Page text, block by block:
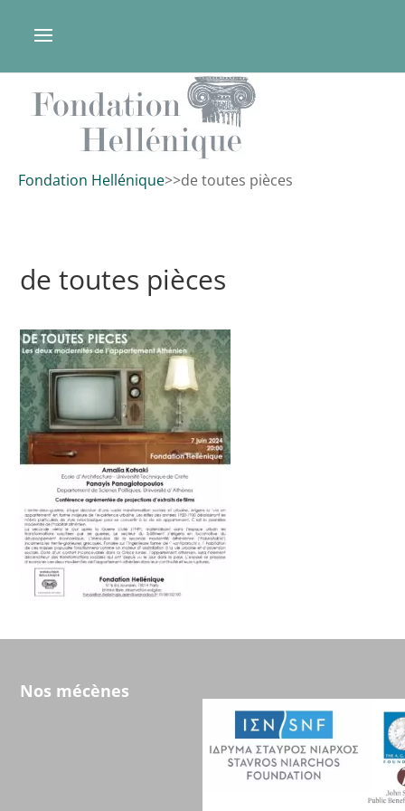
Fondation Hellénique>>de toutes pièces
de toutes pièces
Nos mécènes